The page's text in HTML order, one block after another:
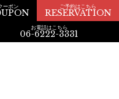
ーポン ご予約はこちら
RESERVATION
お電話はこちら
06-6222-3331